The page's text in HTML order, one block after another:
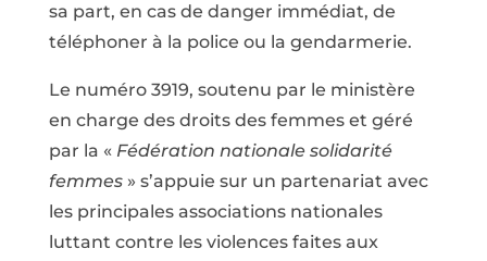
sa part, en cas de danger immédiat, de
téléphoner à la police ou la gendarmerie.
Le numéro 3919, soutenu par le ministère
en charge des droits des femmes et géré
par la « Fédération nationale solidarité
femmes» s’appuie sur un partenariat avec
les principales associations nationales
luttant contre les violences faites aux